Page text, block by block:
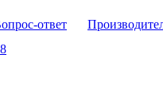
ответ